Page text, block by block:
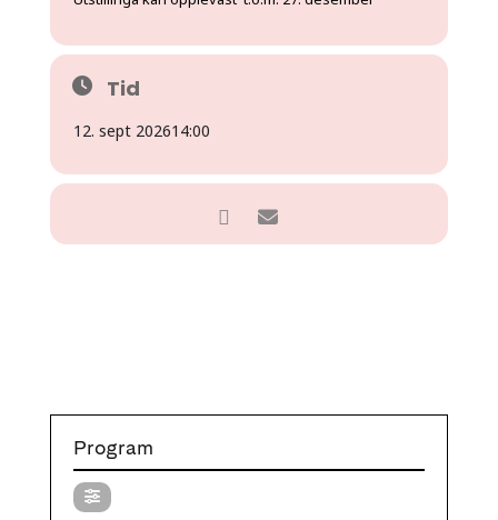
Tid
12. sept 202614:00
Program